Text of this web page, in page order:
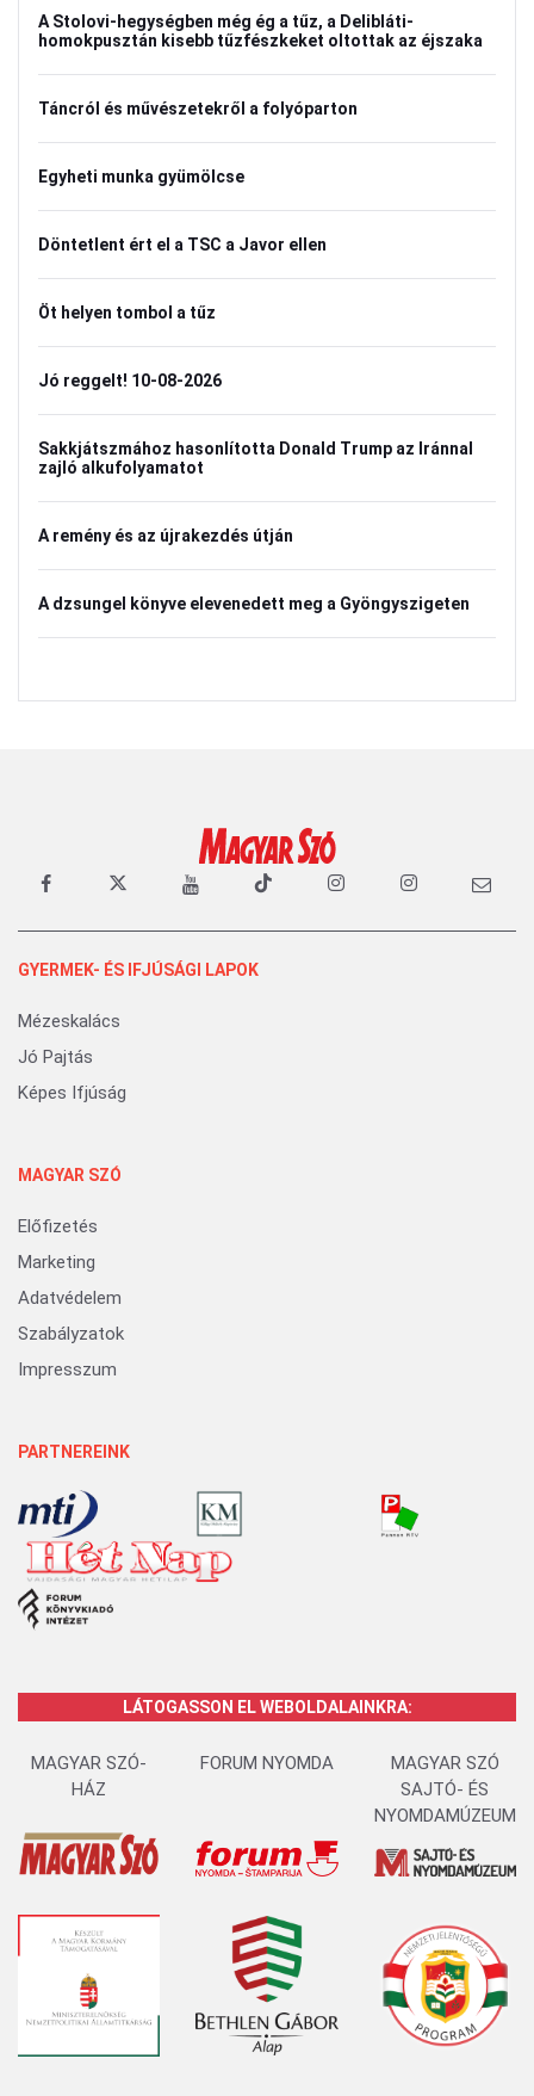
A Stolovi-hegységben még ég a tűz, a Delibláti-
homokpusztán kisebb tűzfészkeket oltottak az éjszaka
Táncról és művészetekről a folyóparton
Egyheti munka gyümölcse
Döntetlent ért el a TSC a Javor ellen
Öt helyen tombol a tűz
Jó reggelt! 10-08-2026
Sakkjátszmához hasonlította Donald Trump az Iránnal
zajló alkufolyamatot
A remény és az újrakezdés útján
A dzsungel könyve elevenedett meg a Gyöngyszigeten
GYERMEK- ÉS IFJÚSÁGI LAPOK
Mézeskalács
Jó Pajtás
Képes Ifjúság
MAGYAR SZÓ
Előfizetés
Marketing
Adatvédelem
Szabályzatok
Impresszum
PARTNEREINK
LÁTOGASSON EL WEBOLDALAINKRA:
MAGYAR SZÓ-
HÁZ
FORUM NYOMDA
MAGYAR SZÓ
SAJTÓ- ÉS
NYOMDAMÚZEUM